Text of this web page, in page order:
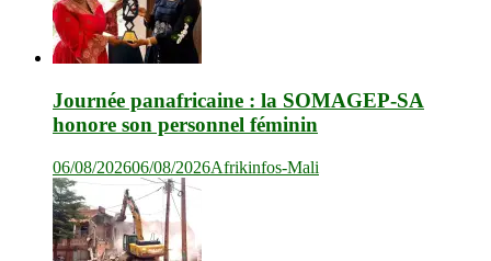
Journée panafricaine : la SOMAGEP-SA
honore son personnel féminin
06/08/202606/08/2026Afrikinfos-Mali